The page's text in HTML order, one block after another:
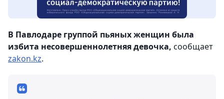
В Павлодаре группой пьяных женщин была
избита несовершеннолетняя девочка, сообщает
zakon.kz.